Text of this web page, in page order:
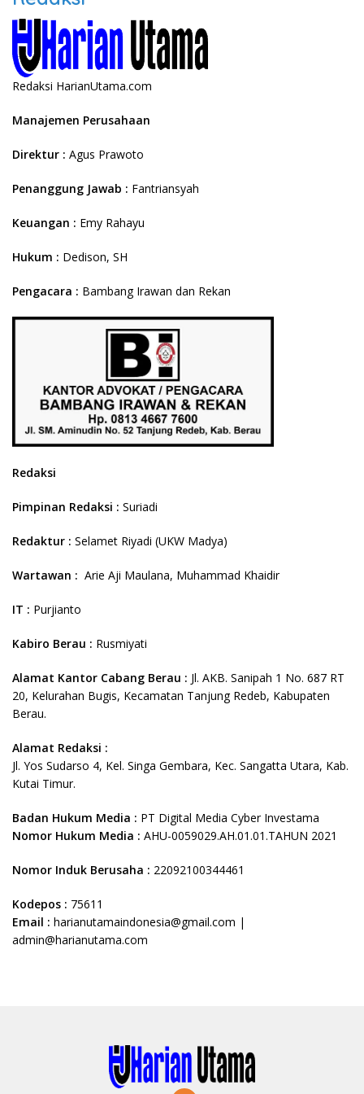
Redaksi HarianUtama.com
Manajemen Perusahaan
Direktur : Agus Prawoto
Penanggung Jawab : Fantriansyah
Keuangan : Emy Rahayu
Hukum : Dedison, SH
Pengacara : Bambang Irawan dan Rekan
Redaksi
Pimpinan Redaksi : Suriadi
Redaktur : Selamet Riyadi (UKW Madya)
Wartawan : Arie Aji Maulana, Muhammad Khaidir
IT : Purjianto
Kabiro Berau : Rusmiyati
Alamat Kantor Cabang Berau : Jl. AKB. Sanipah 1 No. 687 RT
20, Kelurahan Bugis, Kecamatan Tanjung Redeb, Kabupaten
Berau.
Alamat Redaksi :
Jl. Yos Sudarso 4, Kel. Singa Gembara, Kec. Sangatta Utara, Kab.
Kutai Timur.
Badan Hukum Media : PT Digital Media Cyber Investama
Nomor Hukum Media : AHU-0059029.AH.01.01.TAHUN 2021
Nomor Induk Berusaha : 22092100344461
Kodepos : 75611
Email : harianutamaindonesia@gmail.com |
admin@harianutama.com